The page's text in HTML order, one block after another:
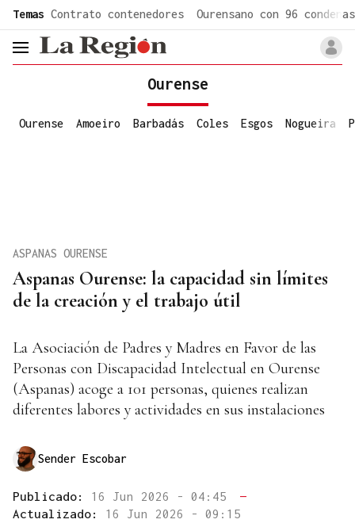
Temas Contrato contenedores Ourensano con 96 condenas
header.menu.open
Ourense
Ourense Amoeiro Barbadás Coles Esgos Nogueira
Aspanas Ourense: la capacidad sin límites
de la creación y el trabajo útil
ASPANAS OURENSE
La Asociación de Padres y Madres en Favor de las
Personas con Discapacidad Intelectual en Ourense
(Aspanas) acoge a 101 personas, quienes realizan
diferentes labores y actividades en sus instalaciones
Sender Escobar
Publicado: 16 Jun 2026 - 04:45
—
Actualizado: 16 Jun 2026 - 09:15